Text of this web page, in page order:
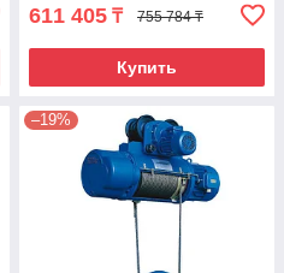
611 405 ₸ 755 784 ₸
Купить
–19%